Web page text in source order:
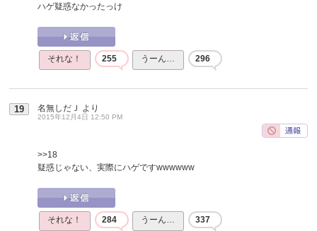
ハゲ疑惑なかったっけ
それな！ 255 うーん… 296
19 名無しだＪ より
2015年12月4日 12:50 PM
>>18
疑惑じゃない、実際にハゲですwwwwww
それな！ 284 うーん… 337